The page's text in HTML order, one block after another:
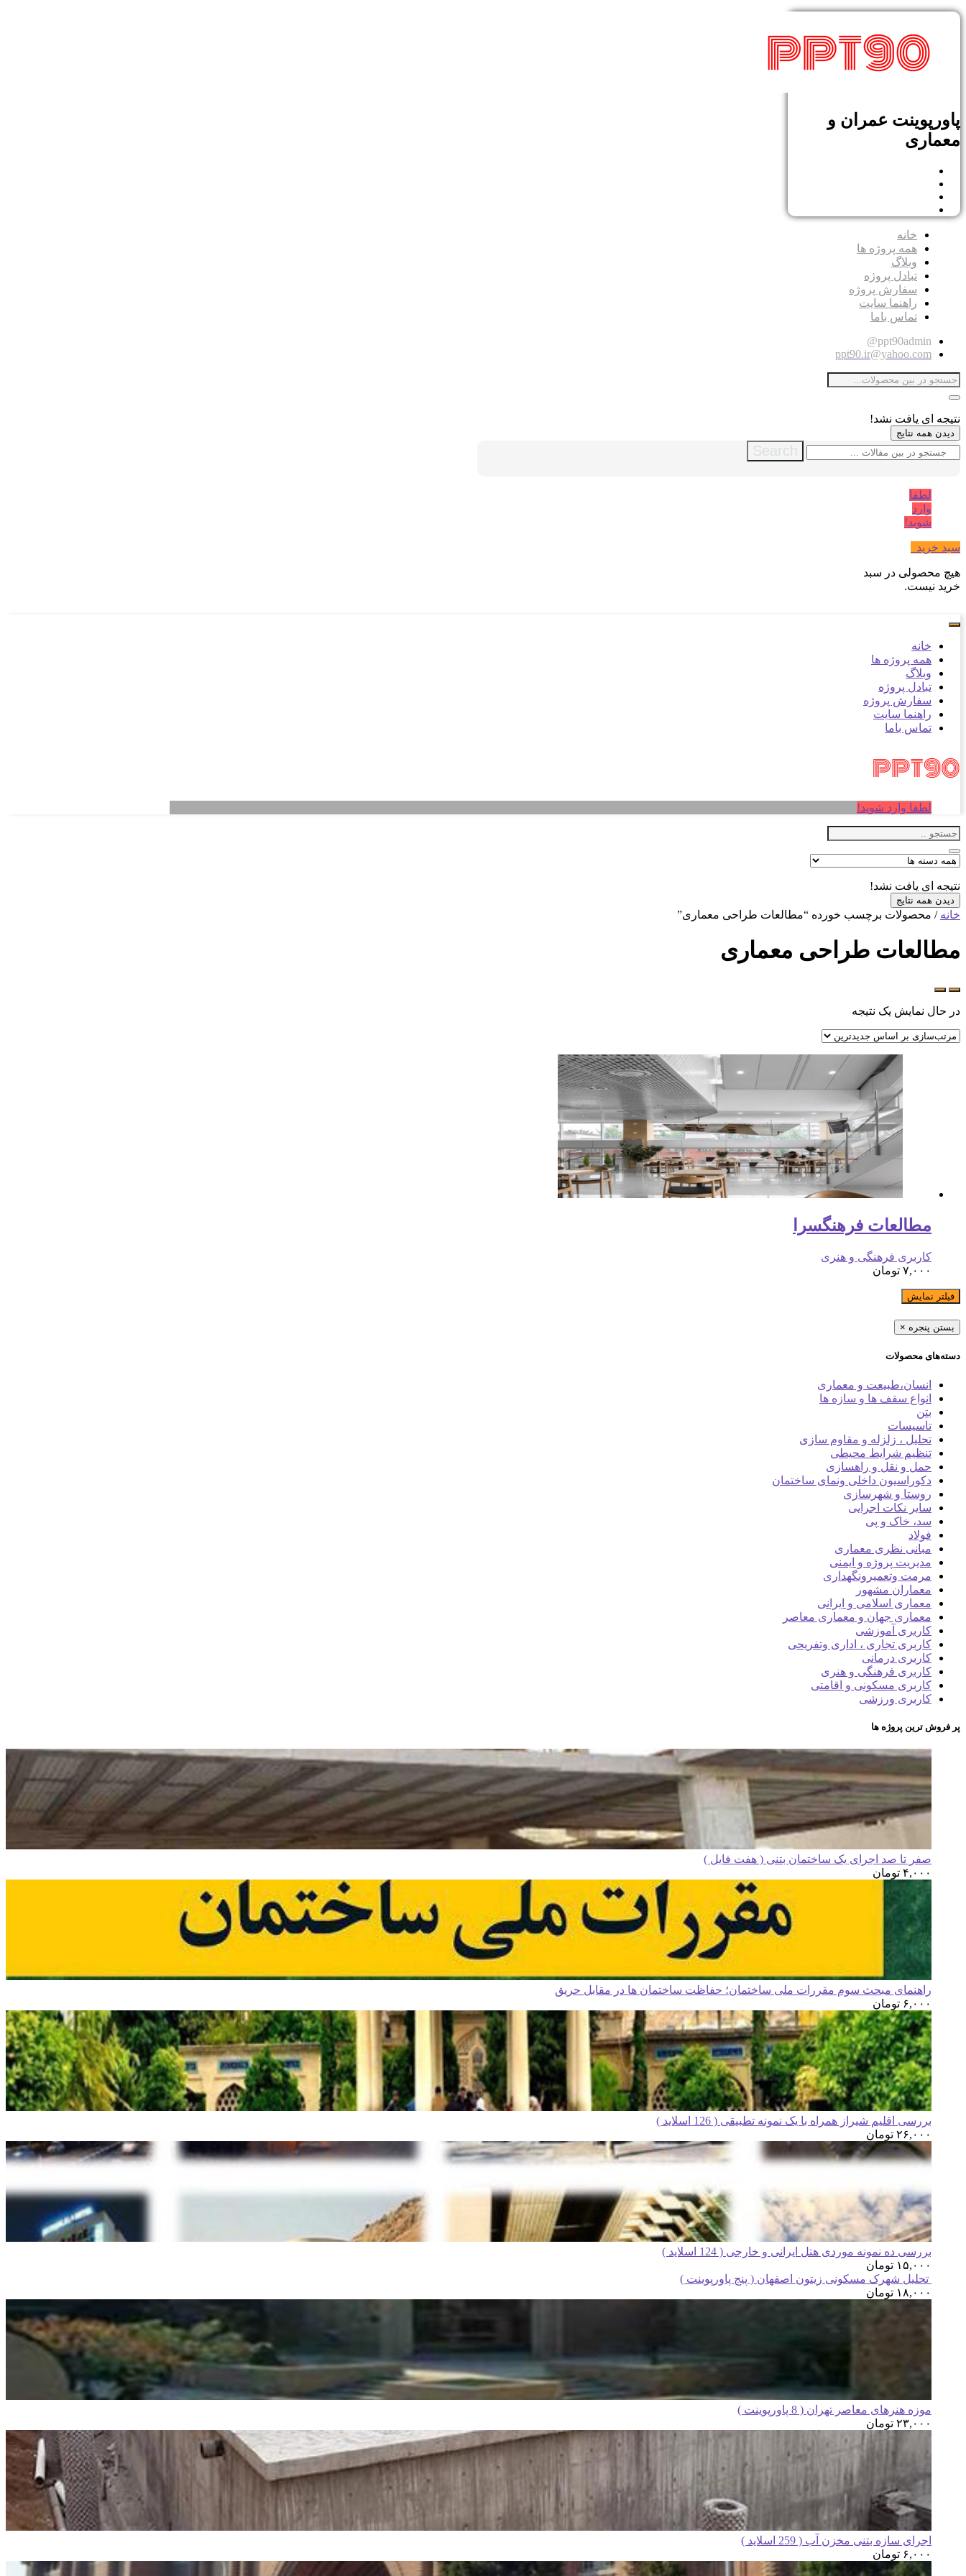
پاورپوینت عمران و
معماری
خانه
همه پروژه ها
وبلاگ
تبادل پروژه
سفارش پروژه
راهنما سایت
تماس باما
ppt90admin@
ppt90.ir@yahoo.com
نتیجه ای یافت نشد!
دیدن همه نتایج
Search
لطفا
وارد
شوید!
سبد خرید
هیچ محصولی در سبد
خرید نیست.
خانه
همه پروژه ها
وبلاگ
تبادل پروژه
سفارش پروژه
راهنما سایت
تماس باما
لطفا وارد شوید!
نتیجه ای یافت نشد!
دیدن همه نتایج
خانه / محصولات برچسب خورده “مطالعات طراحی معماری”
مطالعات طراحی معماری
در حال نمایش یک نتیجه
مطالعات فرهنگسرا
کاربری فرهنگی و هنری
۷,۰۰۰ تومان
فیلتر نمایش
بستن پنجره ×
دسته‌های محصولات
انسان،طبیعت و معماری
انواع سقف ها و سازه ها
بتن
تاسیسات
تحلیل ، زلزله و مقاوم سازی
تنظیم شرایط محیطی
حمل و نقل و راهسازی
دکوراسیون داخلی ونمای ساختمان
روستا و شهرسازی
سایر نکات اجرایی
سد، خاک و پی
فولاد
مبانی نظری معماری
مدیریت پروژه و ایمنی
مرمت وتعمیرونگهداری
معماران مشهور
معماری اسلامی و ایرانی
معماری جهان و معماری معاصر
کاربری آموزشی
کاربری تجاری ، اداری وتفریحی
کاربری درمانی
کاربری فرهنگی و هنری
کاربری مسکونی و اقامتی
کاربری ورزشی
پر فروش ترین پروژه ها
صفر تا صد اجرای یک ساختمان بتنی ( هفت فایل )
۴,۰۰۰ تومان
راهنمای مبحث سوم مقررات ملی ساختمان؛ حفاظت ساختمان ها در مقابل حریق
۶,۰۰۰ تومان
بررسی اقلیم شیراز همراه با یک نمونه تطبیقی ( 126 اسلاید )
۲۶,۰۰۰ تومان
بررسی ده نمونه موردی هتل ایرانی و خارجی ( 124 اسلاید )
۱۵,۰۰۰ تومان
تحلیل شهرک مسکونی زیتون اصفهان ( پنج پاورپوینت )
۱۸,۰۰۰ تومان
موزه هنرهای معاصر تهران ( 8 پاورپوینت )
۲۳,۰۰۰ تومان
اجرای سازه بتنی مخزن آب ( 259 اسلاید )
۶,۰۰۰ تومان